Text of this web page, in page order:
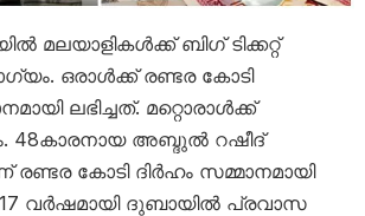
ബിഗ് ടിക്കറ്റ്
ഒരാള്‍ക്ക് രണ്ടര കോടി
ലഭിച്ചത്. മറ്റൊരാള്‍ക്ക്
അബ്ദുല്‍ റഷീദ്
കോടി ദിര്‍ഹം സമ്മാനമായി
17 വര്‍ഷമായി ദുബായില്‍ പ്രവാസ